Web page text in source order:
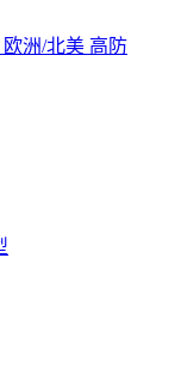
欧洲/北美 高防